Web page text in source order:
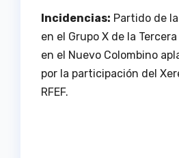
Incidencias: Partido de
en el Grupo X de la
en el Nuevo Colombino
por la participación del
RFEF.